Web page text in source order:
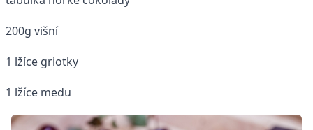
200g višní
1 lžíce griotky
1 lžíce medu